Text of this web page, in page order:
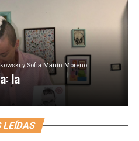
y Sofía Manín Moreno
la
LEÍDAS